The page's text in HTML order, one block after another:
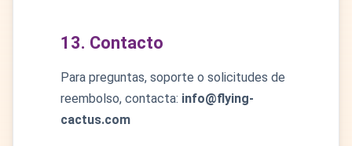
13. Contacto
Para preguntas, soporte o solicitudes de
reembolso, contacta: info@flying-
cactus.com